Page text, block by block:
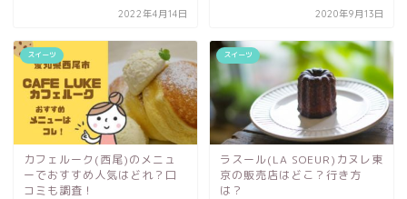
2022年4月14日 2020年9月13日
スイーツ
カフェルーク(西尾)のメニュ
ーでおすすめ人気はどれ？口
コミも調査！
スイーツ
ラスール(LA SOEUR)カヌレ東
京の販売店はどこ？行き方
は？